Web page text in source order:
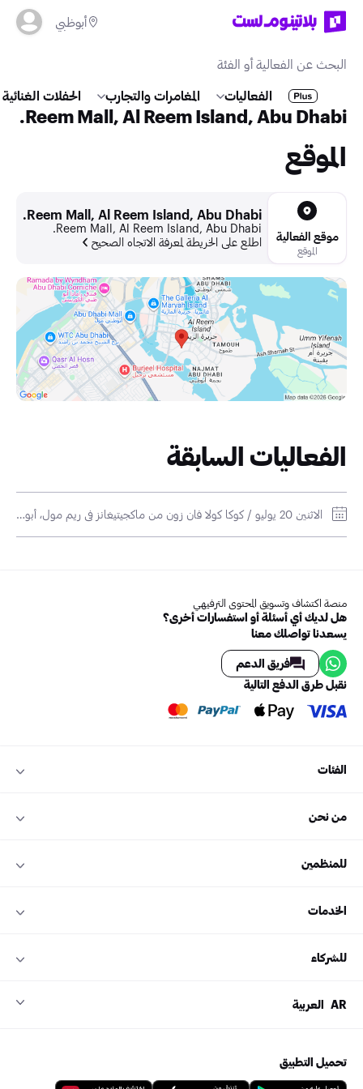
أبوظبي
الفعاليات المغامرات والتجارب الحفلات الغنائية
Reem Mall, Al Reem Island, Abu Dhabi.
الموقع
موقع الفعالية
الموقع
Reem Mall, Al Reem Island, Abu Dhabi.
Reem Mall, Al Reem Island, Abu Dhabi.
اطلع على الخريطة لمعرفة الاتجاه الصحيح
الفعاليات السابقة
الاثنين 20 يوليو / كوكا كولا فان زون من ماكجيتيغانز في ريم مول، أبوظبي / Reem Mall, Al Reem Island, Abu Dhabi.
منصة اكتشاف وتسويق المحتوى الترفيهي
هل لديك أي أسئلة أو استفسارات أخرى؟
يسعدنا تواصلك معنا
فريق الدعم
نقبل طرق الدفع التالية
الفئات
من نحن
للمنظمين
الخدمات
للشركاء
AR العربية
تحميل التطبيق